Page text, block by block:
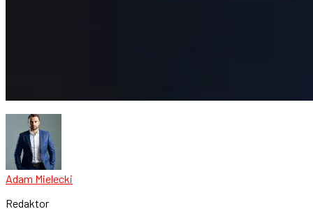
Adam Mielecki
Redaktor